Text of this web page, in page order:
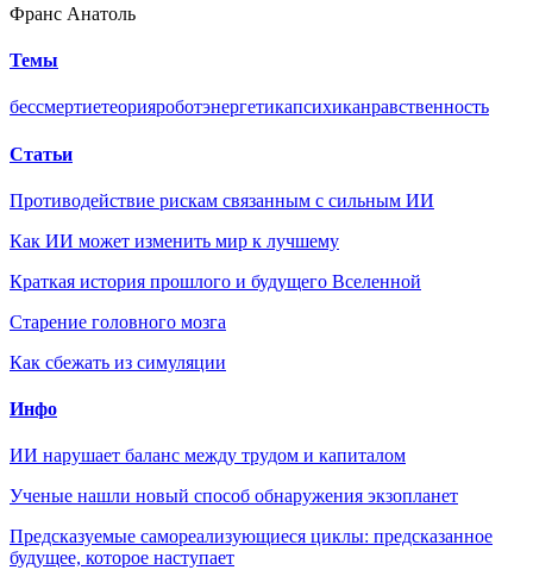
Франс Анатоль
Темы
бессмертиетеорияроботэнергетикапсихиканравственность
Статьи
Противодействие рискам связанным с сильным ИИ
Как ИИ может изменить мир к лучшему
Краткая история прошлого и будущего Вселенной
Старение головного мозга
Как сбежать из симуляции
Инфо
ИИ нарушает баланс между трудом и капиталом
Ученые нашли новый способ обнаружения экзопланет
Предсказуемые самореализующиеся циклы: предсказанное
будущее, которое наступает